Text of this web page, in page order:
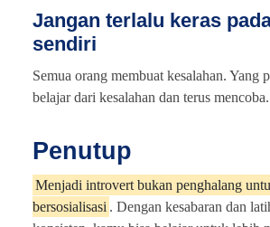
Jangan terlalu keras
sendiri
Semua orang membuat kesalahan. Yang
belajar dari kesalahan dan terus mencoba.
Penutup
Menjadi introvert bukan penghalang
bersosialisasi . Dengan kesabaran dan